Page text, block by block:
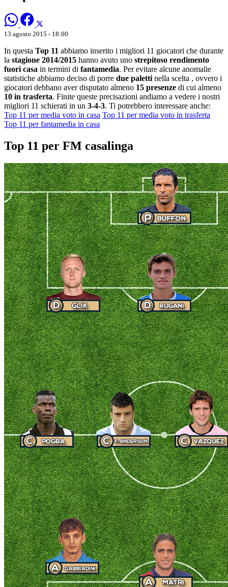
13 agosto 2015 - 18:00
In questa Top 11 abbiamo inserito i migliori 11 giocatori che durante
la stagione 2014/2015 hanno avuto uno strepitoso rendimento
fuori casa in termini di fantamedia. Per evitare alcune anomalie
statistiche abbiamo deciso di porre due paletti nella scelta , ovvero i
giocatori debbano aver disputato almeno 15 presenze di cui almeno
10 in trasferta. Finite queste precisazioni andiamo a vedere i nostri
migliori 11 schierati in un 3-4-3. Ti potrebbero interessare anche:
Top 11 per media voto in casa Top 11 per media voto in trasferta
Top 11 per fantamedia in casa
Top 11 per FM casalinga